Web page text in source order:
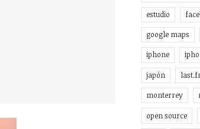
estudio
google maps
iphone
japón
monterrey
open source